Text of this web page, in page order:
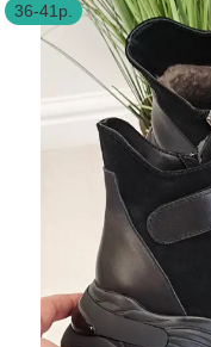
36-41р.